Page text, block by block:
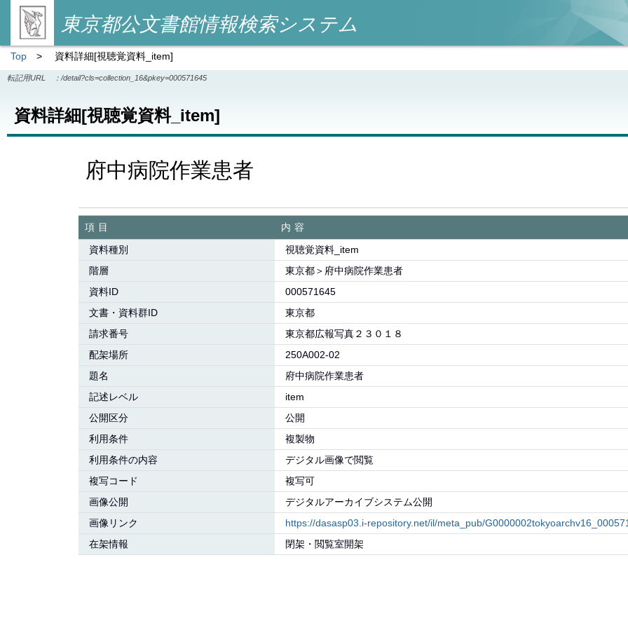
東京都公文書館情報検索システム
Top > 資料詳細[視聴覚資料_item]
転記用URL ： /detail?cls=collection_16&pkey=000571645
資料詳細[視聴覚資料_item]
府中病院作業患者
項目
内容
資料種別
視聴覚資料_item
階層
東京都＞府中病院作業患者
資料ID
000571645
文書・資料群ID
東京都
請求番号
東京都広報写真２３０１８
配架場所
250A002-02
題名
府中病院作業患者
記述レベル
item
公開区分
公開
利用条件
複製物
利用条件の内容
デジタル画像で閲覧
複写コード
複写可
画像公開
デジタルアーカイブシステム公開
画像リンク
https://dasasp03.i-repository.net/il/meta_pub/
在架情報
閉架・閲覧室開架